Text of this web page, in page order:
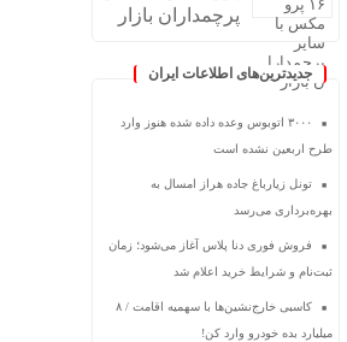
پرچمداران بازار
جدیدترین‌های اطلاعات ایران
۳۰۰۰ اتوبوس وعده داده شده هنوز وارد
طرح اربعین نشده است
تونل زیارباغ جاده هراز امسال به
بهره‌برداری می‌رسد
فروش فوری دنا پلاس آغاز می‌شود؛ زمان
ثبت‌نام و شرایط خرید اعلام شد
کاسبی خارج‌نشین‌ها با سهمیه اقامت / ۸
میلیارد بده خودرو وارد کن!